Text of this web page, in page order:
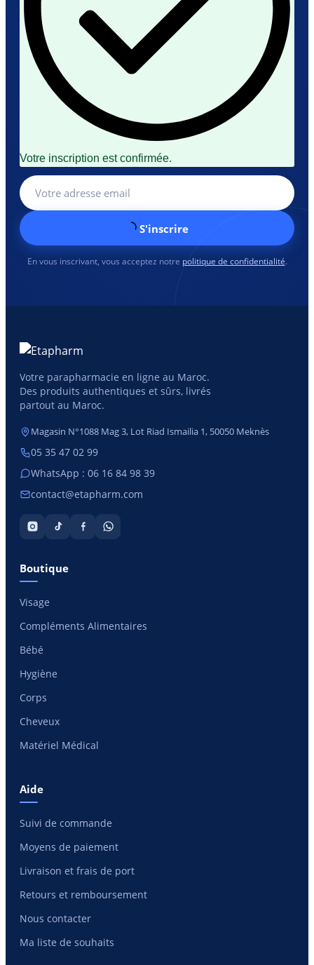
Votre inscription est confirmée.
S'inscrire
En vous inscrivant, vous acceptez notre politique de confidentialité.
Votre parapharmacie en ligne au Maroc.
Des produits authentiques et sûrs, livrés
partout au Maroc.
Magasin N°1088 Mag 3, Lot Riad Ismailia 1, 50050 Meknès
05 35 47 02 99
WhatsApp : 06 16 84 98 39
contact@etapharm.com
Boutique
Visage
Compléments Alimentaires
Bébé
Hygiène
Corps
Cheveux
Matériel Médical
Aide
Suivi de commande
Moyens de paiement
Livraison et frais de port
Retours et remboursement
Nous contacter
Ma liste de souhaits